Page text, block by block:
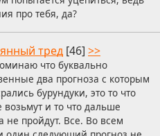
про тебя, да?
тред [46] >>
что буквально
два прогноза с которым
бурундуки, это то что
возьмут и то что дальше
не пройдут. Все. Во всем